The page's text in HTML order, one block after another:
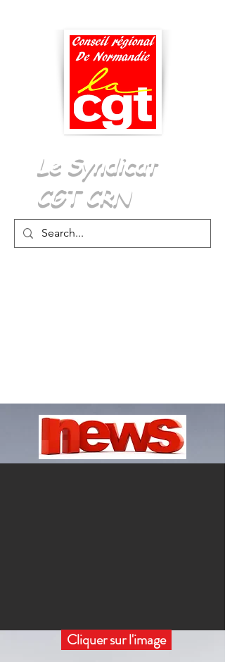
Le Syndicat
CGT CRN
Cliquer sur l'image